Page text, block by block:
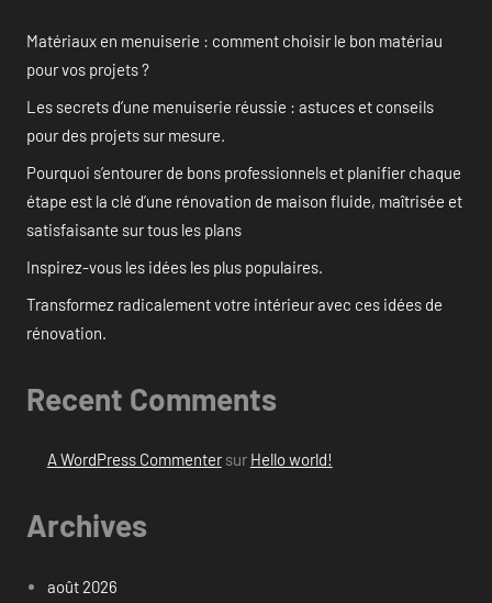
Matériaux en menuiserie : comment choisir le bon matériau
pour vos projets ?
Les secrets d’une menuiserie réussie : astuces et conseils
pour des projets sur mesure.
Pourquoi s’entourer de bons professionnels et planifier chaque
étape est la clé d’une rénovation de maison fluide, maîtrisée et
satisfaisante sur tous les plans
Inspirez-vous les idées les plus populaires.
Transformez radicalement votre intérieur avec ces idées de
rénovation.
Recent Comments
A WordPress Commentersur Hello world!
Archives
août 2026